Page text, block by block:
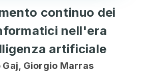
continuo dei
nell'era
artificiale
Gaj, Giorgio Marras